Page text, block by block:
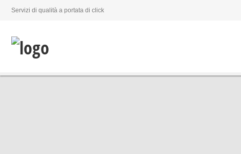
Servizi di qualità a portata di click